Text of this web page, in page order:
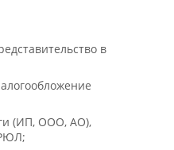
в
(ИП, ООО, АО),